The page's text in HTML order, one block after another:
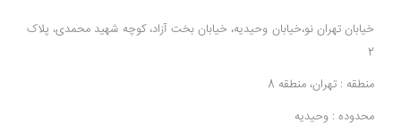
خیابان تهران نو،خیابان وحیدیه، خیابان بخت آزاد، کوچه شهید محمدی، پلاک
2
منطقه : تهران، منطقه 8
محدوده : وحیدیه